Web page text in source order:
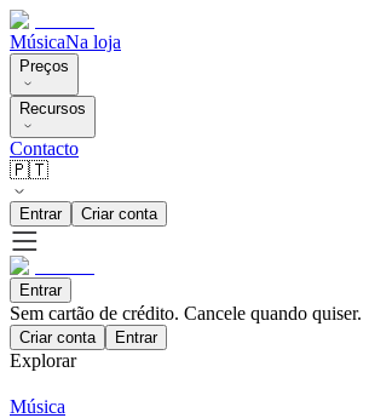
MúsicaNa loja
Preços
Recursos
Contacto
🇵🇹
Entrar Criar conta
Entrar
Sem cartão de crédito. Cancele quando quiser.
Criar conta Entrar
Explorar
Música